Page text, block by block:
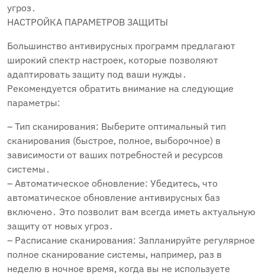
угроз․
НАСТРОЙКА ПАРАМЕТРОВ ЗАЩИТЫ
Большинство антивирусных программ предлагают
широкий спектр настроек‚ которые позволяют
адаптировать защиту под ваши нужды․
Рекомендуется обратить внимание на следующие
параметры:
– Тип сканирования: Выберите оптимальный тип
сканирования (быстрое‚ полное‚ выборочное) в
зависимости от ваших потребностей и ресурсов
системы․
– Автоматическое обновление: Убедитесь‚ что
автоматическое обновление антивирусных баз
включено․ Это позволит вам всегда иметь актуальную
защиту от новых угроз․
– Расписание сканирования: Запланируйте регулярное
полное сканирование системы‚ например‚ раз в
неделю в ночное время‚ когда вы не используете